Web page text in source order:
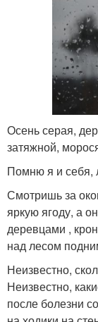
Осень серая,
затяжной,
Помню я и себя,
Смотришь за
яркую ягоду, а
деревцами ,
над лесом
Неизвестно,
Неизвестно,
после болезни